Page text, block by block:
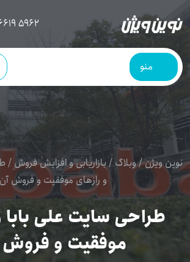
5962
منو
نوین ویژن/وبلاگ /بازاریابی و افزایش فروش /
و رازهای موفقیت و فروش آن
طراحی سایت علی بابا
موفقیت و فروش